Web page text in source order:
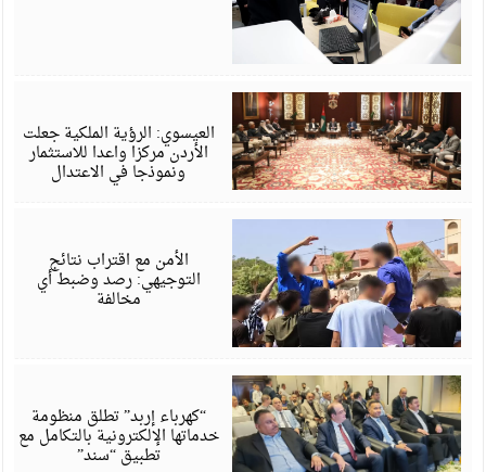
العيسوي: الرؤية الملكية جعلت
الأردن مركزا واعدا للاستثمار
ونموذجا في الاعتدال
الأمن مع اقتراب نتائج
التوجيهي: رصد وضبط أي
مخالفة
“كهرباء إربد” تطلق منظومة
خدماتها الإلكترونية بالتكامل مع
تطبيق “سند”